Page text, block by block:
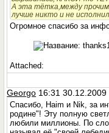
А эта тётка,между
лучше никто и не
Огромное спасибо за
Attached:
Georgo 16:31 30.12.2009
Спасибо, Haim и Nik, за
родине"! Эту полную
любили миллионы. По